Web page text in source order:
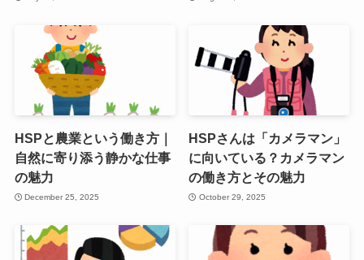
HSPと農業という働き方｜
自然に寄り添う静かな仕事
の魅力
December 25, 2025
HSPさんは「カメラマン」
に向いている？カメラマン
の働き方とその魅力
October 29, 2025